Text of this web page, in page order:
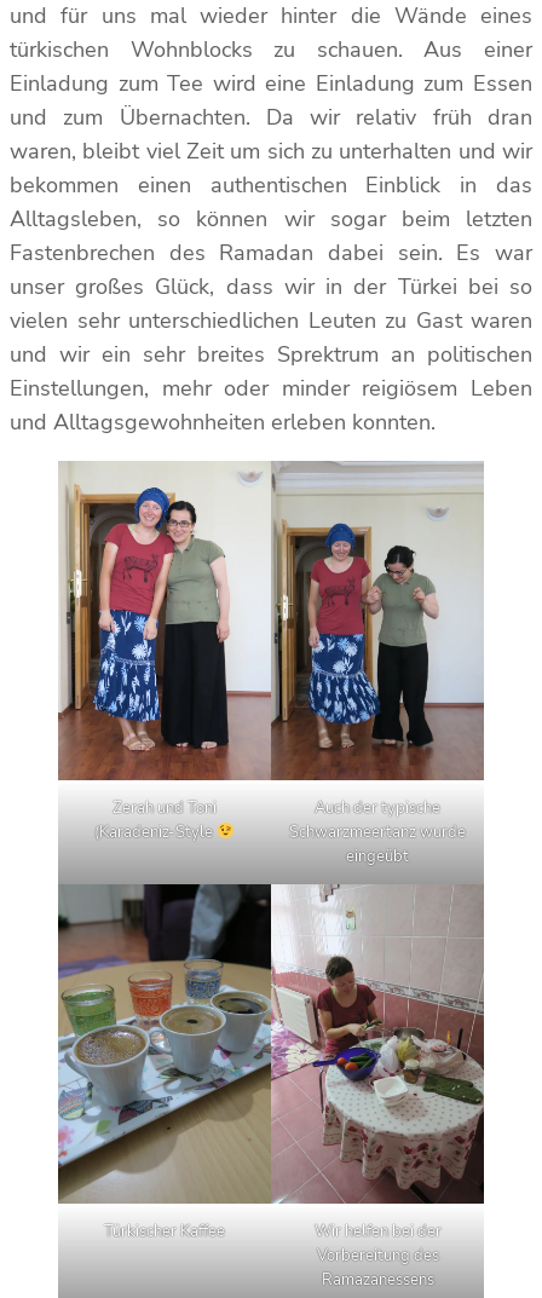
und für uns mal wieder hinter die Wände eines
türkischen Wohnblocks zu schauen. Aus einer
Einladung zum Tee wird eine Einladung zum Essen
und zum Übernachten. Da wir relativ früh dran
waren, bleibt viel Zeit um sich zu unterhalten und wir
bekommen einen authentischen Einblick in das
Alltagsleben, so können wir sogar beim letzten
Fastenbrechen des Ramadan dabei sein. Es war
unser großes Glück, dass wir in der Türkei bei so
vielen sehr unterschiedlichen Leuten zu Gast waren
und wir ein sehr breites Sprektrum an politischen
Einstellungen, mehr oder minder reigiösem Leben
und Alltagsgewohnheiten erleben konnten.
Zerah und Toni
(Karadeniz-Style
Auch der typische
Schwarzmeertanz wurde
eingeübt
Türkischer Kaffee
Wir helfen bei der
Vorbereitung des
Ramazanessens